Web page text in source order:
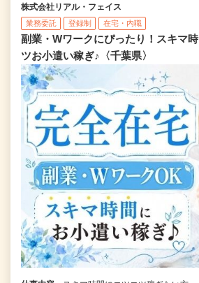
株式会社リアル・フェイス
業務委託 登録制 在宅・内職
副業・Wワークにぴったり！スキマ
ツお小遣い稼ぎ♪〈千葉県〉